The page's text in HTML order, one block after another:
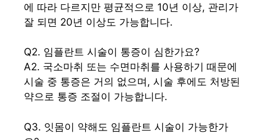
에 따라 다르지만 평균적으로 10년 이상, 관리가
잘 되면 20년 이상도 가능합니다.
Q2. 임플란트 시술이 통증이 심한가요?
A2. 국소마취 또는 수면마취를 사용하기 때문에
시술 중 통증은 거의 없으며, 시술 후에도 처방된
약으로 통증 조절이 가능합니다.
Q3. 잇몸이 약해도 임플란트 시술이 가능한가